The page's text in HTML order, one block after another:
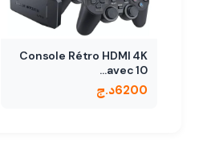
Console Rétro HDMI 4K
avec 10…
6200د.ج